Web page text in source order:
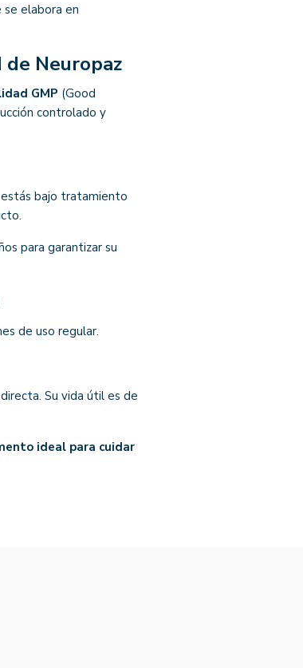
se elabora en
Neuropaz
GMP (Good
controlado y
bajo tratamiento
para garantizar su
de uso regular.
Su vida útil es de
ideal para cuidar